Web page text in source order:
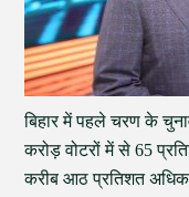
बिहार में पहले चरण के
करोड़ वोटरों में से 65
करीब आठ प्रतिशत